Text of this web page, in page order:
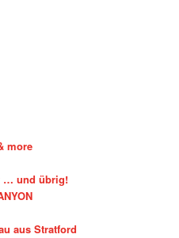
more
… und übrig!
aus Stratford